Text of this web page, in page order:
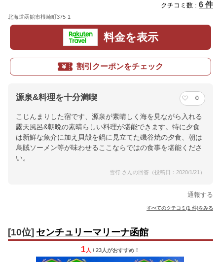
クチコミ数 : 6 件
北海道函館市根崎町375-1
料金を表示
割引クーポンをチェック
源泉&料理を十分満喫 0
こじんまりした宿です、源泉が素晴しく海を見ながら入れる
露天風呂&朝晩の素晴らしい料理が堪能できます。特に夕食
は新鮮な魚介に加え貝殻を鍋に見立てた磯谷焼の夕食、朝は
烏賊ソーメン等が味わせるここならではの食事を堪能くださ
い。
雪行 さんの回答（投稿日：2020/1/21）
通報する
すべてのクチコミ(1 件)をみる
[10位] センチュリーマリーナ函館
1 人 / 23人がおすすめ！